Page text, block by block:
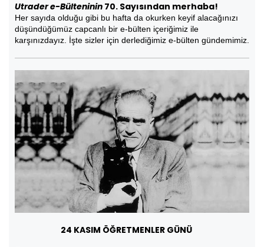
Utrader e-Bülteninin 70. Sayısından merhaba!
Her sayıda olduğu gibi bu hafta da okurken keyif alacağınızı
düşündüğümüz capcanlı bir e-bülten içeriğimiz ile
karşınızdayız. İşte sizler için derlediğimiz e-bülten gündemimiz.
24 KASIM ÖĞRETMENLER GÜNÜ